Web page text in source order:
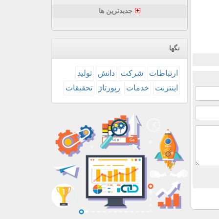
جدیدترین ها
تگها
ارتباطات شركت دانش
تولید
اینترنت
خدمات رپورتاژ تحقیقات